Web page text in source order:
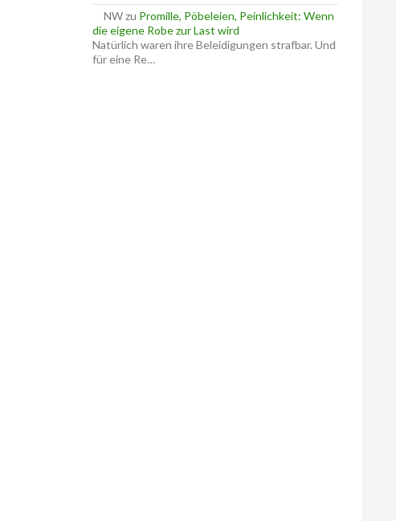
NWzu Promille, Pöbeleien, Peinlichkeit: Wenn
die eigene Robe zur Last wird
Natürlich waren ihre Beleidigungen strafbar. Und
für eine Re…